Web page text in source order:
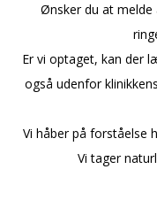
Ønsker du at
Er vi optaget, kan der
også udenfor
Vi håber på forståelse
Vi tager